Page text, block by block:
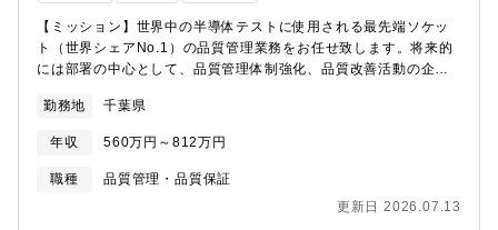
【ミッション】世界中の半導体テストに使用される最先端ソケッ
ト（世界シェアNo.1）の品質管理業務をお任せ致します。将来的
には部署の中心として、品質管理体制強化、品質改善活動の企
ります。【職務内容】■部品から組立完成品まで、仕入れ先を含め
た品質管理業務■仕入先の品質向上指導■社内製造部門及びフィリ
ピン工場の品質改善■お客様クレーム発生時の社内対応等■海外工
場、国内外仕入先とのメールのやり取りやミーティング※将来的
題解決をお任せする予定です。【組織構成】男性3名・女性4名
勤務地 千葉県
年収 560万円～812万円
職種
品質管理・品質保証
更新日 2026.07.13